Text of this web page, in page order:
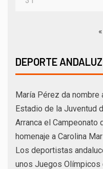
DEPORTE ANDALUZ
María Pérez da
Estadio de la Juventud
Arranca el Campeonato
homenaje a Carolina
Los deportistas
unos Juegos